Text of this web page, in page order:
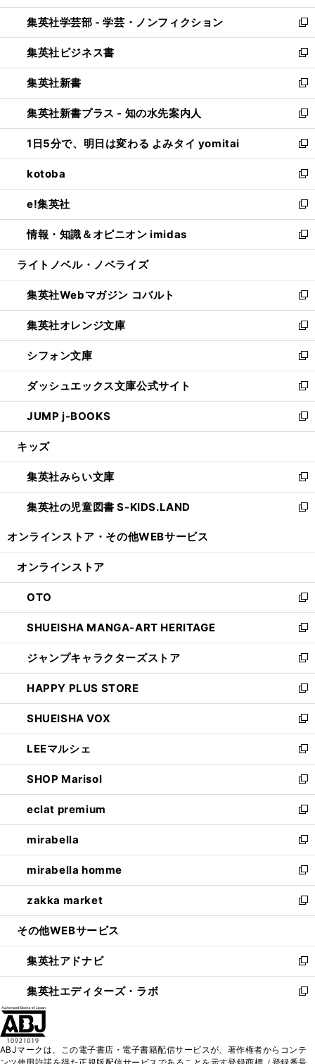
開
く
ウ
で
開
く
ン
ド
ウ
で
開
く
ウ
ィ
ン
ド
ウ
で
開
く
集英社学芸部 - 学芸・ノンフィクション
新
し
い
ウ
ィ
ン
ド
ウ
で
開
く
集英社ビジネス書
新
し
い
ウ
ィ
ン
ド
ウ
で
開
く
集英社新書
新
し
い
ウ
ィ
ン
ド
ウ
で
開
く
集英社新書プラス - 知の水先案内人
新
し
い
ウ
ィ
ン
ド
ウ
で
開
1日5分で、明日は変わる よみタイ yomitai
新
し
い
ウ
ィ
ン
ド
ウ
開
く
kotoba
新
し
い
ウ
ィ
ン
ウ
で
開
く
e!集英社
新
し
い
ウ
ン
ド
ウ
で
開
く
情報・知識＆オピニオン imidas
新
し
ウ
ィ
ン
ド
ウ
で
開
く
ライトノベル・ノベライズ
集英社Webマガジン コバルト
新
し
い
ウ
ィ
ン
ド
ウ
で
開
集英社オレンジ文庫
新
し
い
ウ
ィ
ン
ド
ウ
開
く
シフォン文庫
新
し
い
ウ
ィ
ン
ウ
で
開
く
ダッシュエックス文庫公式サイト
新
し
い
ウ
ン
ド
ウ
で
JUMP j-BOOKS
新
し
ウ
ィ
ン
ド
開
キッズ
集英社みらい文庫
新
し
い
ン
ウ
で
開
く
集英社の児童図書 S-KIDS.LAND
新
ウ
ン
ド
ウ
で
開
く
オンラインストア・ その他WEBサービス
オンラインストア
OTO
新
し
い
ウ
ィ
ン
ド
ウ
で
開
く
SHUEISHA MANGA-ART HERITAGE
新
し
い
ウ
ィ
ン
ド
ウ
で
開
く
ジャンプキャラクターズストア
新
し
い
ウ
ィ
ン
ド
ウ
で
開
く
HAPPY PLUS STORE
新
し
い
ウ
ィ
ン
ド
ウ
で
開
く
SHUEISHA VOX
新
し
い
ウ
ィ
ン
ド
ウ
で
開
く
LEEマルシェ
新
し
い
ウ
ィ
ン
ド
ウ
で
開
く
SHOP Marisol
新
し
い
ウ
ィ
ン
ド
ウ
で
開
eclat premium
新
し
い
ウ
ィ
ン
ド
ウ
開
く
mirabella
新
し
い
ウ
ィ
ン
ウ
で
開
く
mirabella homme
新
し
い
ウ
ン
ド
ウ
で
zakka market
新
し
ウ
ィ
ン
ド
く
その他WEBサービス
集英社アドナビ
新
し
い
ド
集英社エディターズ・ラボ
新
ィ
ABJマークは、この電子書店・電子書籍配信サービスが、著作権者からコンテ